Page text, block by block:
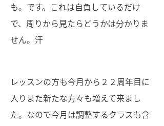
も。です。これは自負しているだけ
で、周りから見たらどうかは分かりま
せん。汗
レッスンの方も今月から２２周年目に
入りまた新たな方々も増えて来まし
た。なので今月は調整するクラスも含